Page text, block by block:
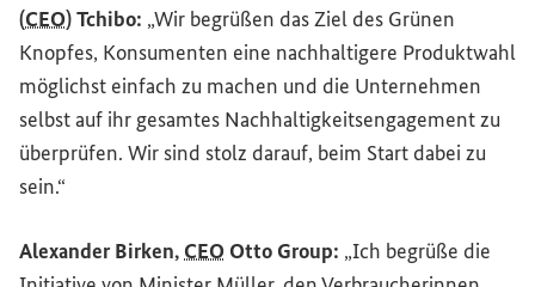
(CEO) Tchibo: „Wir begrüßen das Ziel des Grünen
Knopfes, Konsumenten eine nachhaltigere Produktwahl
möglichst einfach zu machen und die Unternehmen
selbst auf ihr gesamtes Nachhaltigkeitsengagement zu
überprüfen. Wir sind stolz darauf, beim Start dabei zu
sein.“
Alexander Birken, CEO Otto Group: „Ich begrüße die